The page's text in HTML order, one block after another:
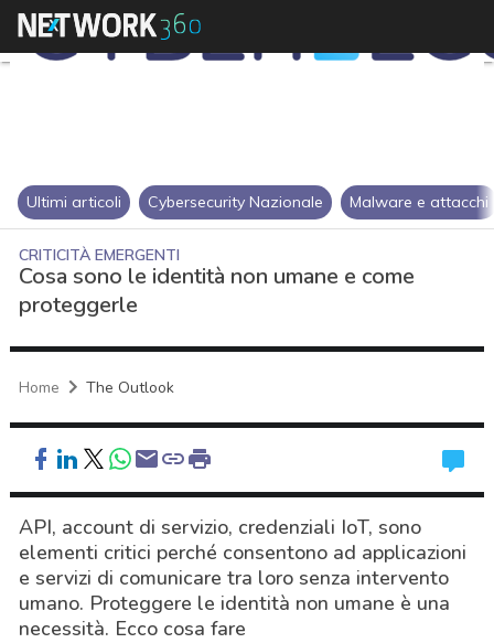
Ultimi articoli Cybersecurity Nazionale Malware e attacchi
CRITICITÀ EMERGENTI
Cosa sono le identità non umane e come
proteggerle
Home The Outlook
API, account di servizio, credenziali IoT, sono
elementi critici perché consentono ad applicazioni
e servizi di comunicare tra loro senza intervento
umano. Proteggere le identità non umane è una
necessità. Ecco cosa fare